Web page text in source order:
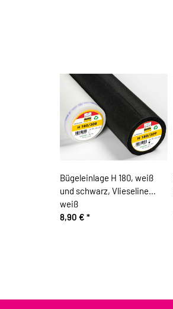
Bügeleinlage H 180, weiß
und schwarz, Vlieseline
weiß
8,90 € *